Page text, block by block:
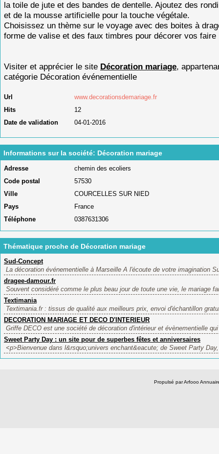
la toile de jute et des bandes de dentelle. Ajoutez des
et de la mousse artificielle pour la touche végétale.
Choisissez un thème sur le voyage avec des boites à
forme de valise et des faux timbres pour décorer vos faire
Visiter et apprécier le site Décoration mariage,
catégorie Décoration événementielle
Url
www.decorationsdemariage.fr
Hits
12
Date de validation
04-01-2016
Informations sur la société: Décoration mariage
Adresse
chemin des ecoliers
Code postal
57530
Ville
COURCELLES SUR NIED
Pays
France
Téléphone
0387631306
Thématique proche de Décoration mariage
Sud-Concept
La décoration événementielle à Marseille A l'écoute de votre imagination
dragee-damour.fr
Souvent considéré comme le plus beau jour de toute une vie, le mariage
Textimania
Textimania.fr : tissus de qualité aux meilleurs prix, envoi d'échantillon
DECORATION MARIAGE ET DECO D'INTERIEUR
Griffe DECO est une société de décoration d'intérieur et évènementielle
Sweet Party Day : un site pour de superbes fêtes et anniversaires
<p>Bienvenue dans l&rsquo;univers enchant&eacute; de Sweet Party
Propulsé par Arfooo